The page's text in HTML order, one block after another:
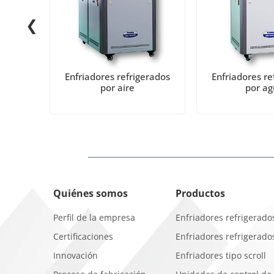
Enfriadores refrigerados
por aire
Enfriadores
por
❮
Quiénes somos
Perfil de la empresa
Certificaciones
Innovación
Productos
Enfriadores
Enfriadores
Enfriadores tipo scroll